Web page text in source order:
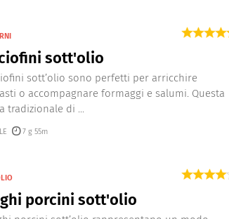
sott'olio
sott’olio sono perfetti per arricchire
o accompagnare formaggi e salumi. Questa
tradizionale di ...
7 g 55m
porcini sott'olio